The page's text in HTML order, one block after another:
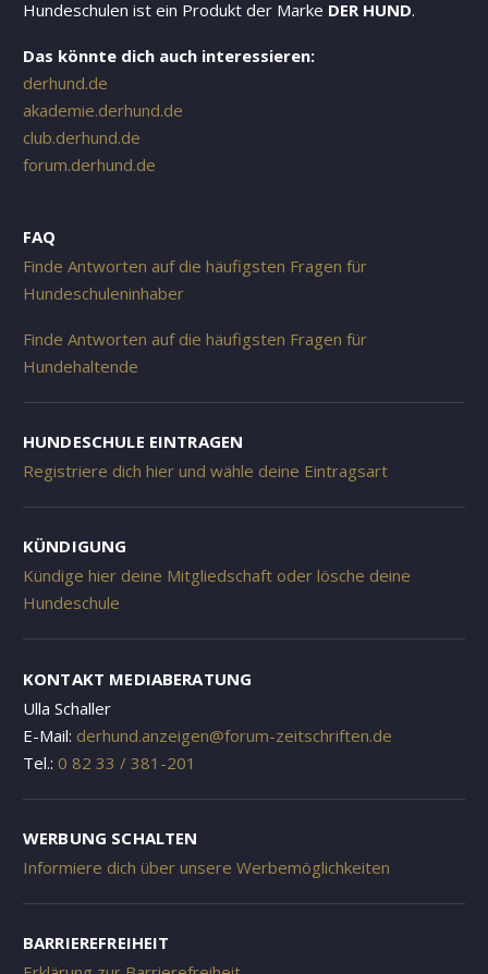
Hundeschulen ist ein Produkt der Marke DER HUND.
Das könnte dich auch interessieren:
derhund.de
akademie.derhund.de
club.derhund.de
forum.derhund.de
FAQ
Finde Antworten auf die häufigsten Fragen für
Hundeschuleninhaber
Finde Antworten auf die häufigsten Fragen für
Hundehaltende
HUNDESCHULE EINTRAGEN
Registriere dich hier und wähle deine Eintragsart
KÜNDIGUNG
Kündige hier deine Mitgliedschaft oder lösche deine
Hundeschule
KONTAKT MEDIABERATUNG
Ulla Schaller
E-Mail: derhund.anzeigen@forum-zeitschriften.de
Tel.: 0 82 33 / 381-201
WERBUNG SCHALTEN
Informiere dich über unsere Werbemöglichkeiten
BARRIEREFREIHEIT